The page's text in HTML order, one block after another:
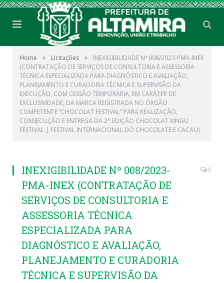
Home » Licitações »
INEXIGIBILIDADE Nº 008/2023-PMA-INEX
(CONTRATAÇÃO DE SERVIÇOS DE CONSULTORIA E ASSESSORIA
TÉCNICA ESPECIALIZADA PARA DIAGNÓSTICO E AVALIAÇÃO,
PLANEJAMENTO E CURADORIA TÉCNICA E SUPERVISÃO DA
EXECUÇÃO, COM CESSÃO TEMPORÁRIA, EM CARÁTER DE
EXCLUSIVIDADE, DA MARCA REGISTRADA NO ÓRGÃO
COMPETENTE “CHOCOLAT FESTIVAL” PARA REALIZAÇÃO,
CONSECUÇÃO E ENTREGA DA 2° EDIÇÃO CHOCOLAT XINGU
FESTIVAL | FESTIVAL INTERNACIONAL DO CHOCOLATE E CACAU)
INEXIGIBILIDADE Nº 008/2023-
PMA-INEX (CONTRATAÇÃO DE
SERVIÇOS DE CONSULTORIA E
ASSESSORIA TÉCNICA
ESPECIALIZADA PARA
DIAGNÓSTICO E AVALIAÇÃO,
PLANEJAMENTO E CURADORIA
TÉCNICA E SUPERVISÃO DA
0